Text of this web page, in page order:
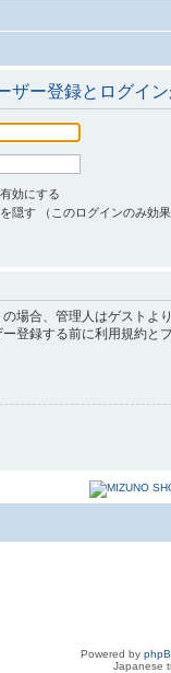
ザー登録とログイ
効にする
隠す （このログインのみ効
場合、管理人はゲスト
登録する前に利用規約
Powered by
Japanese